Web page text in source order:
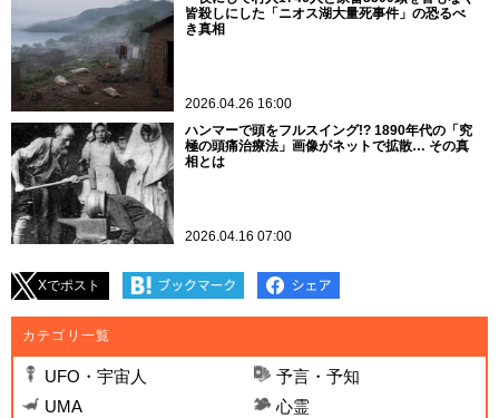
皆殺しにした「ニオス湖大量死事件」の恐るべ
き真相
2026.04.26 16:00
ハンマーで頭をフルスイング!? 1890年代の「究
極の頭痛治療法」画像がネットで拡散… その真
相とは
2026.04.16 07:00
Xでポスト
カテゴリ一覧
UFO・宇宙人
予言・予知
UMA
心霊